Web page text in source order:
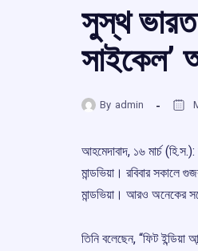
সুস্থ ভারত
সাইকেল’
By admin
আহমেদাবাদ, ১৬ মার্চ
মান্ডভিয়া। রবিবার সকালে
মান্ডভিয়া। আরও অনেকের
তিনি বলেছেন, “ফিট